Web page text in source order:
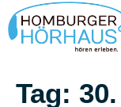
Tag: